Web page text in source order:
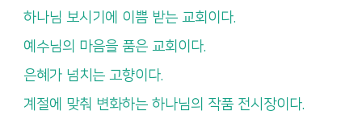
하나님 보시기에 이쁨 받는 교회이다.
예수님의 마음을 품은 교회이다.
은혜가 넘치는 고향이다.
계절에 맞춰 변화하는 하나님의 작품 전시장이다.